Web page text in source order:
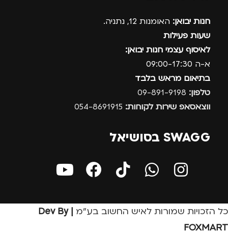
חנות יבואן: האומנות 12, נתניה.
שעות פעילות
לאיסוף עצמי חנות יבואן:
א-ה 09:00-17:30
בתיאום מראש בלבד
טלפון:
ווצאסאפ שירות לקוחות:
SWAGG בסושיאל
כל הזכויות שמורות לאיש החשוב בע״מ
| Dev By
FOXMART